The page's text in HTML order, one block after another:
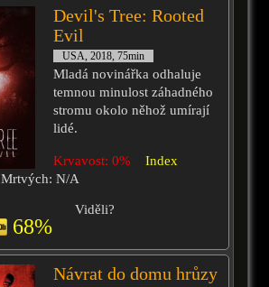
Devil's Tree: Rooted
Evil
USA, 2018, 75min
Mladá novinářka odhaluje
temnou minulost záhadného
stromu okolo něhož umírají
lidé.
Krvavost: 0%
Index
Mrtvých: N/A
68%
Viděli?
Návrat do domu hrůzy